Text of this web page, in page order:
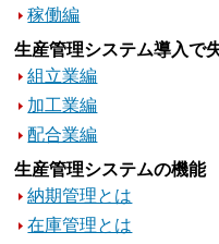
稼働編
生産管理システム導入で
組立業編
加工業編
配合業編
生産管理システムの機能
納期管理とは
在庫管理とは